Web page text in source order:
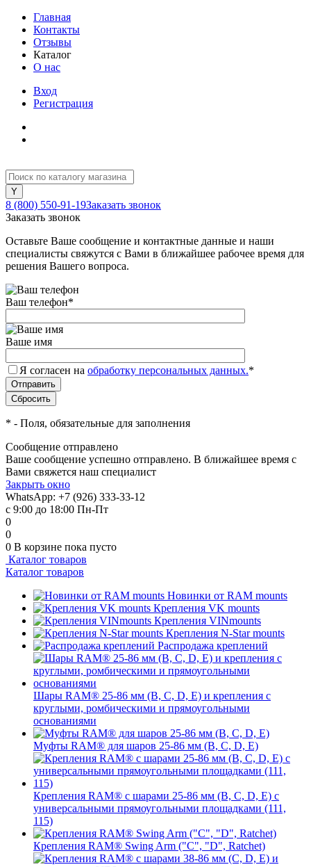
Главная
Контакты
Отзывы
Каталог
О нас
Вход
Регистрация
8 (800) 550-91-19Заказать звонок
Заказать звонок
Оставьте Ваше сообщение и контактные данные и наши
специалисты свяжутся с Вами в ближайшее рабочее время для
решения Вашего вопроса.
Ваш телефон*
Ваше имя
Я согласен на обработку персональных данных.*
* - Поля, обязательные для заполнения
Сообщение отправлено
Ваше сообщение успешно отправлено. В ближайшее время с
Вами свяжется наш специалист
Закрыть окно
WhatsApp: +7 (926) 333-33-12
с 9:00 до 18:00 Пн-Пт
0
0
0 В корзине пока пусто
Каталог товаров
Каталог товаров
Новинки от RAM mounts
Крепления VK mounts
Крепления VINmounts
Крепления N-Star mounts
Распродажа креплений
Шары RAM® 25-86 мм (B, C, D, E) и крепления с
круглыми, ромбическими и прямоугольными
основаниями
Муфты RAM® для шаров 25-86 мм (B, C, D, E)
Крепления RAM® с шарами 25-86 мм (B, C, D, E) с
универсальными прямоугольными площадками (111,
115)
Крепления RAM® Swing Arm ("C", "D", Ratchet)